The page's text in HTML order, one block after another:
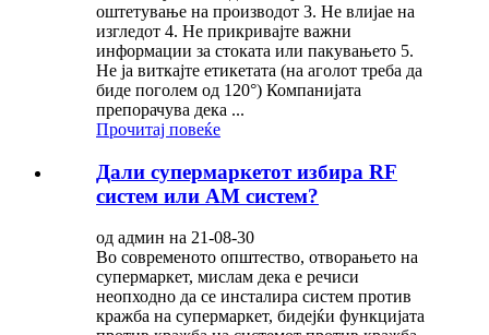
оштетување на производот 3. Не влијае на
изгледот 4. Не прикривајте важни
информации за стоката или пакувањето 5.
Не ја виткајте етикетата (на аголот треба да
биде поголем од 120°) Компанијата
препорачува дека ...
Прочитај повеќе
Дали супермаркетот избира RF
систем или AM систем?
од админ на 21-08-30
Во современото општество, отворањето на
супермаркет, мислам дека е речиси
неопходно да се инсталира систем против
кражба на супермаркет, бидејќи функцијата